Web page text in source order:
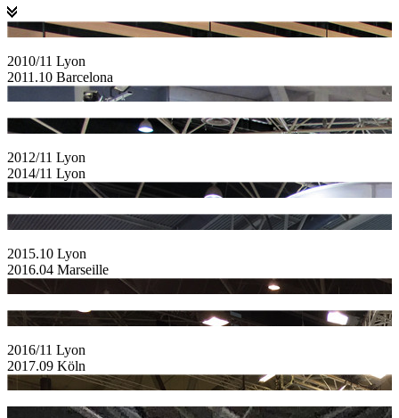
2010/11 Lyon
2011.10 Barcelona
2012/11 Lyon
2014/11 Lyon
2015.10 Lyon
2016.04 Marseille
2016/11 Lyon
2017.09 Köln